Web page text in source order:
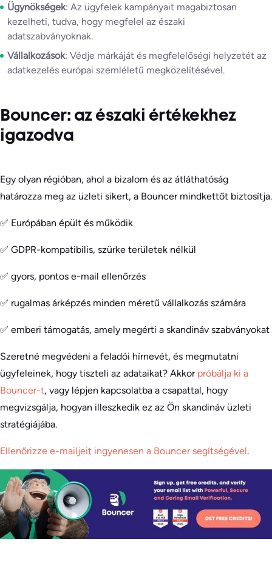
Ügynökségek: Az ügyfelek kampányait magabiztosan
kezelheti, tudva, hogy megfelel az északi
adatszabványoknak.
Vállalkozások: Védje márkáját és megfelelőségi helyzetét az
adatkezelés európai szemléletű megközelítésével.
Bouncer: az északi értékekhez
igazodva
Egy olyan régióban, ahol a bizalom és az átláthatóság
határozza meg az üzleti sikert, a Bouncer mindkettőt biztosítja.
✅ Európában épült és működik
✅ GDPR-kompatibilis, szürke területek nélkül
✅ gyors, pontos e-mail ellenőrzés
✅ rugalmas árképzés minden méretű vállalkozás számára
✅ emberi támogatás, amely megérti a skandináv szabványokat
Szeretné megvédeni a feladói hírnevét, és megmutatni
ügyfeleinek, hogy tiszteli az adataikat? Akkor próbálja ki a
Bouncer-t, vagy lépjen kapcsolatba a csapattal, hogy
megvizsgálja, hogyan illeszkedik ez az Ön skandináv üzleti
stratégiájába.
Ellenőrizze e-mailjeit ingyenesen a Bouncer segítségével.